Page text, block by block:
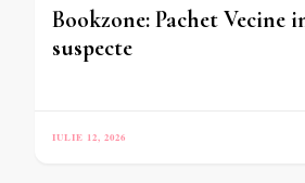
Bookzone: Pachet Vecine
suspecte
IULIE 12, 2026